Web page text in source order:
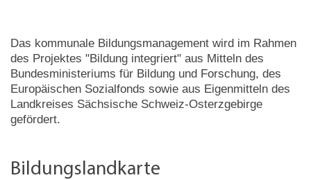
Das kommunale Bildungsmanagement wird im Rahmen
des Projektes "Bildung integriert" aus Mitteln des
Bundesministeriums für Bildung und Forschung, des
Europäischen Sozialfonds sowie aus Eigenmitteln des
Landkreises Sächsische Schweiz-Osterzgebirge
gefördert.
Bildungslandkarte